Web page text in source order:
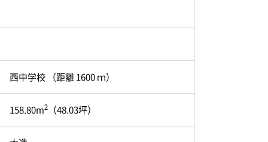
西中学校 （距離 1600 ｍ）
158.80m2 （48.03坪）